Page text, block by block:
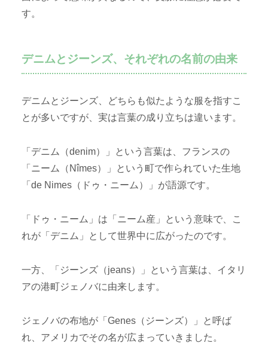
す。
デニムとジーンズ、それぞれの名前の由来
デニムとジーンズ、どちらも似たような服を指すこ
とが多いですが、実は言葉の成り立ちは違います。
「デニム（denim）」という言葉は、フランスの
「ニーム（Nîmes）」という町で作られていた生地
「de Nimes（ドゥ・ニーム）」が語源です。
「ドゥ・ニーム」は「ニーム産」という意味で、こ
れが「デニム」として世界中に広がったのです。
一方、「ジーンズ（jeans）」という言葉は、イタリ
アの港町ジェノバに由来します。
ジェノバの布地が「Genes（ジーンズ）」と呼ば
れ、アメリカでその名が広まっていきました。